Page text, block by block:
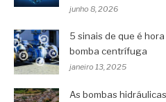
junho 8, 2026
5 sinais de que é
bomba centrífuga
janeiro 13, 2025
As bombas